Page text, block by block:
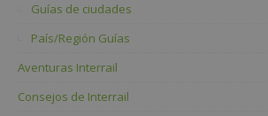
Guías de ciudades
País/Región Guías
Aventuras Interrail
Consejos de Interrail